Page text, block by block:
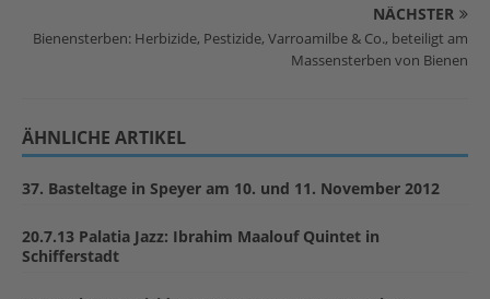
NÄCHSTER
Bienensterben: Herbizide, Pestizide, Varroamilbe & Co., beteiligt am
Massensterben von Bienen
ÄHNLICHE ARTIKEL
37. Basteltage in Speyer am 10. und 11. November 2012
20.7.13 Palatia Jazz: Ibrahim Maalouf Quintet in
Schifferstadt